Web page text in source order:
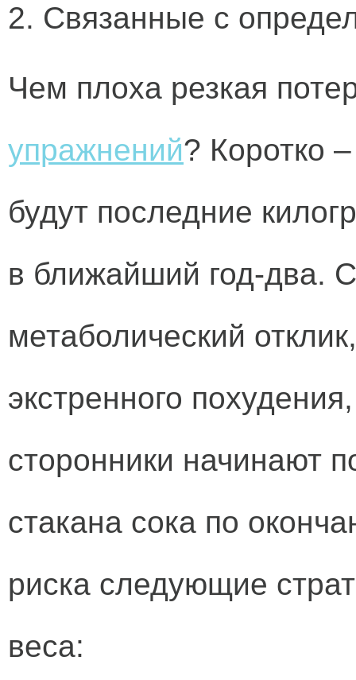
2. Связанные с
Чем плоха резкая
упражнений? Коротко
будут последние
в ближайший год-два.
метаболический
экстренного
сторонники начинают
стакана сока по
риска следующие
веса: